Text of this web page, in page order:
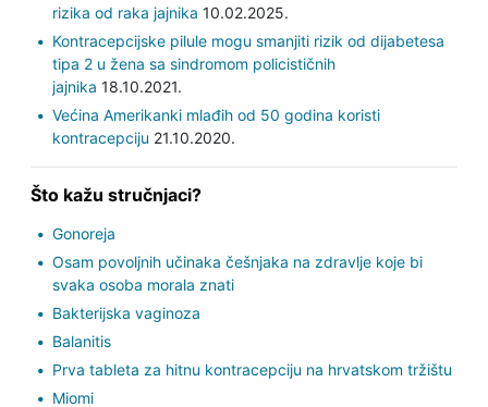
rizika od raka jajnika 10.02.2025.
Kontracepcijske pilule mogu smanjiti rizik od dijabetesa
tipa 2 u žena sa sindromom policističnih
jajnika 18.10.2021.
Većina Amerikanki mlađih od 50 godina koristi
kontracepciju 21.10.2020.
Što kažu stručnjaci?
Gonoreja
Osam povoljnih učinaka češnjaka na zdravlje koje bi
svaka osoba morala znati
Bakterijska vaginoza
Balanitis
Prva tableta za hitnu kontracepciju na hrvatskom tržištu
Miomi